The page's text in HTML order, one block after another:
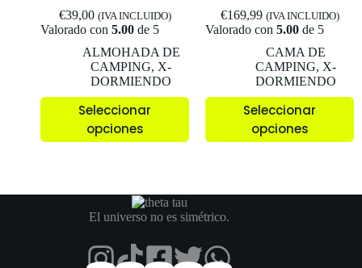
€39,00 (IVA INCLUIDO)
Valorado con 5.00 de 5
ALMOHADA DE
CAMPING, X-
DORMIENDO
Seleccionar
opciones
€169,99 (IVA INCLUIDO)
Valorado con 5.00 de 5
CAMA DE
CAMPING, X-
DORMIENDO
Seleccionar
opciones
El universo no es simétrico.